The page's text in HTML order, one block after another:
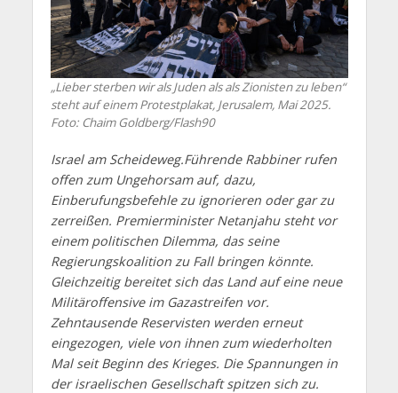
„Lieber sterben wir als Juden als als Zionisten zu leben“
steht auf einem Protestplakat, Jerusalem, Mai 2025.
Foto: Chaim Goldberg/Flash90
Israel am Scheideweg.Führende Rabbiner rufen
offen zum Ungehorsam auf, dazu,
Einberufungsbefehle zu ignorieren oder gar zu
zerreißen. Premierminister Netanjahu steht vor
einem politischen Dilemma, das seine
Regierungskoalition zu Fall bringen könnte.
Gleichzeitig bereitet sich das Land auf eine neue
Militäroffensive im Gazastreifen vor.
Zehntausende Reservisten werden erneut
eingezogen, viele von ihnen zum wiederholten
Mal seit Beginn des Krieges. Die Spannungen in
der israelischen Gesellschaft spitzen sich zu.